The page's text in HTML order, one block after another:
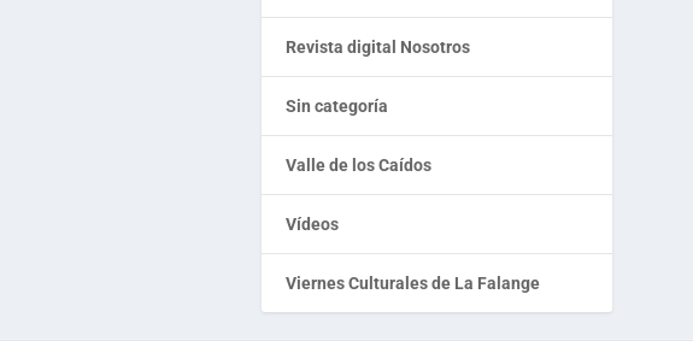
Revista digital Nosotros
Sin categoría
Valle de los Caídos
Vídeos
Viernes Culturales de La Falange